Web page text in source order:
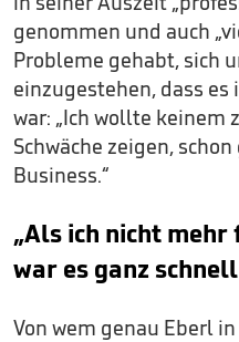
genommen und auch
Probleme gehabt, sich
einzugestehen, dass
war: „Ich wollte keinem
Schwäche zeigen,
Business.“
„Als ich nicht
war es ganz
Von wem genau Eberl